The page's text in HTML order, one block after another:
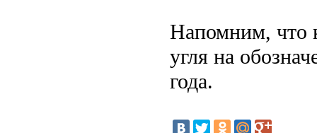
Напомним, что
угля на
года.